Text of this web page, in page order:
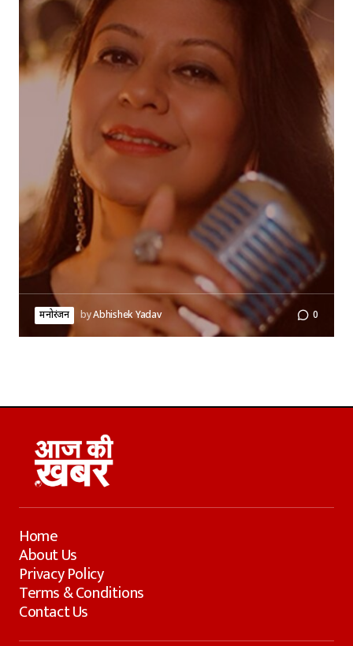
मनोरंजन byAbhishek Yadav 0
Home
About Us
Privacy Policy
Terms & Conditions
Contact Us